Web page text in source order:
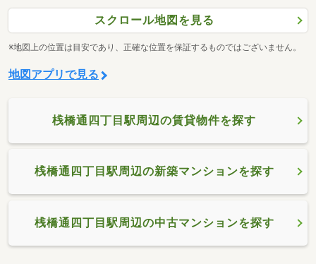
スクロール地図を見る
※地図上の位置は目安であり、正確な位置を保証するものではございません。
地図アプリで見る
桟橋通四丁目駅周辺の賃貸物件を探す
桟橋通四丁目駅周辺の新築マンションを探す
桟橋通四丁目駅周辺の中古マンションを探す